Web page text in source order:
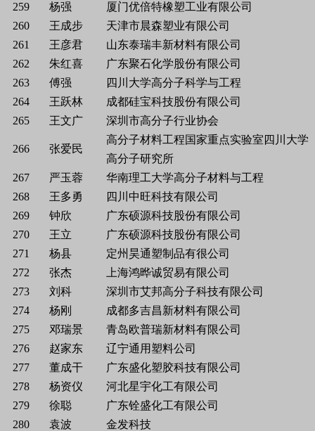
259
杨强
厦门优倍特橡塑工业有限公司
260
王成步
天津市晨森塑业有限公司
261
王彦君
山东泰瑞丰新材料有限公司
262
朱红喜
广东聚石化学股份有限公司
263
傅强
四川大学高分子科学与工程
264
王跃林
成都硅宝科技股份有限公司
265
王文广 深圳市高分子行业协会
266 张爱民
高分子材料工程国家重点实验室四川大学
高分子研究所
267
严玉蓉
华南理工大学高分子材料与工程
268
王多勇
四川中旺科技有限公司
269
钟欣
广东硕源科技股份有限公司
270
王立
广东硕源科技股份有限公司
271
杨县
定州昊通塑制品有很公司
272
张杰
上海鸿晔诚贸易有限公司
273
刘科
深圳市艾邦高分子科技有限公司
274
杨刚
成都多吉昌新材料有限公司
275
邓瑞景
青岛欧普瑞新材料有限公司
276
赵家东
辽宁通用塑料公司
277
董成干
广东盛化塑胶科技有限公司
278
杨资仪
河北星宇化工有限公司
279
徐聪
广东铨盛化工有限公司
280
袁波
金发科技